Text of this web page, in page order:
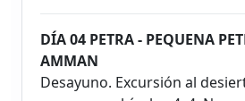
DÍA 04 PETRA - PEQUENA
AMMAN
Desayuno. Excursión al